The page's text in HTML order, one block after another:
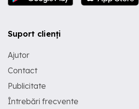
Suport clienți
Ajutor
Contact
Publicitate
Întrebări frecvente